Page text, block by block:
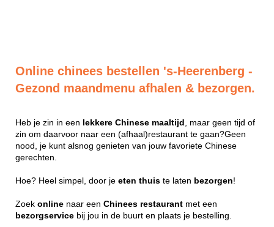
Online chinees bestellen 's-Heerenberg -
Gezond maandmenu afhalen & bezorgen.
Heb je zin in een lekkere Chinese maaltijd , maar geen tijd of
zin om daarvoor naar een (afhaal)restaurant te gaan?Geen
nood, je kunt alsnog genieten van jouw favoriete Chinese
gerechten.
Hoe? Heel simpel, door je eten thuis te laten bezorgen!
Zoek online naar een Chinees restaurant met een
bezorgservice bij jou in de buurt en plaats je bestelling.